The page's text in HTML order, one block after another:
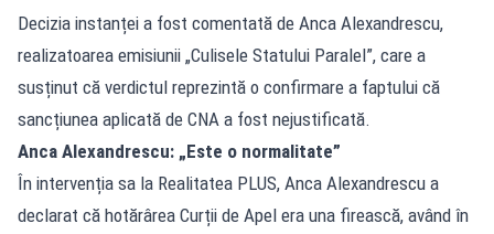
Decizia instanței a fost comentată de Anca Alexandrescu,
realizatoarea emisiunii „Culisele Statului Paralel”, care a
susținut că verdictul reprezintă o confirmare a faptului că
sancțiunea aplicată de CNA a fost nejustificată.
Anca Alexandrescu: „Este o normalitate”
În intervenția sa la Realitatea PLUS, Anca Alexandrescu a
declarat că hotărârea Curții de Apel era una firească, având în